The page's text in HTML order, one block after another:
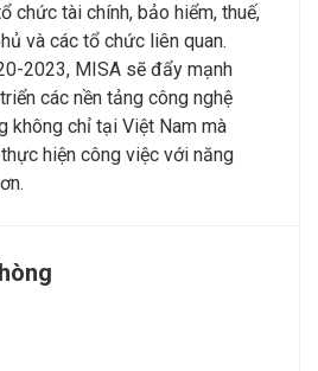
chức tài chính, bảo hiểm, thuế,
và các tổ chức liên quan.
2023, MISA sẽ đẩy mạnh
các nền tảng công nghệ
không chỉ tại Việt Nam mà
hiện công việc với năng